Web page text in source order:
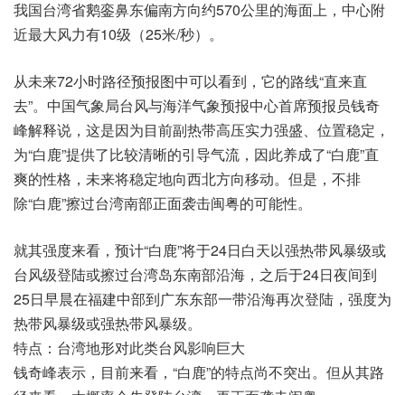
我国台湾省鹅銮鼻东偏南方向约570公里的海面上，中心附
近最大风力有10级（25米/秒）。
从未来72小时路径预报图中可以看到，它的路线“直来直
去”。中国气象局台风与海洋气象预报中心首席预报员钱奇
峰解释说，这是因为目前副热带高压实力强盛、位置稳定，
为“白鹿”提供了比较清晰的引导气流，因此养成了“白鹿”直
爽的性格，未来将稳定地向西北方向移动。但是，不排
除“白鹿”擦过台湾南部正面袭击闽粤的可能性。
就其强度来看，预计“白鹿”将于24日白天以强热带风暴级或
台风级登陆或擦过台湾岛东南部沿海，之后于24日夜间到
25日早晨在福建中部到广东东部一带沿海再次登陆，强度为
热带风暴级或强热带风暴级。
特点：台湾地形对此类台风影响巨大
钱奇峰表示，目前来看，“白鹿”的特点尚不突出。但从其路